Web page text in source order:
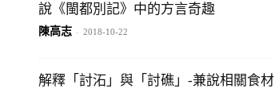
說《閩都別記》中的方言奇趣
陳高志 - 2018-10-22
解釋「討沰」與「討礁」-兼說相關食材